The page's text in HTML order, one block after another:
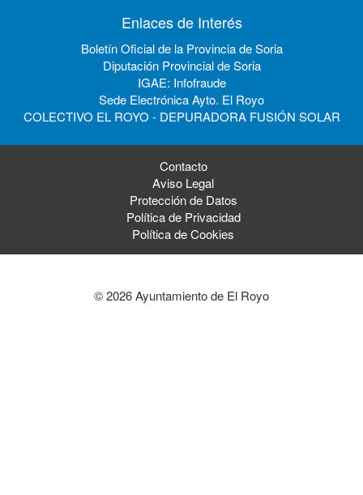
Enlaces de Interés
Boletín Oficial de la Provincia de Soria
Diputación Provincial de Soria
IGAE: Infofraude
Sede Electrónica Ayto. El Royo
COLECTIVO EL ROYO - DEPURADORA FUSIÓN SOLAR
Contacto
Aviso Legal
Protección de Datos
Política de Privacidad
Política de Cookies
© 2026 Ayuntamiento de El Royo